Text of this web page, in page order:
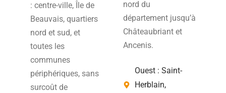
: centre-ville, Île de
Beauvais, quartiers
nord et sud, et
toutes les
communes
périphériques, sans
surcoût de
nord du
département jusqu’à
Châteaubriant et
Ancenis.
Ouest : Saint-
Herblain,